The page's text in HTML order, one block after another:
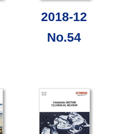
2018-12
No.54